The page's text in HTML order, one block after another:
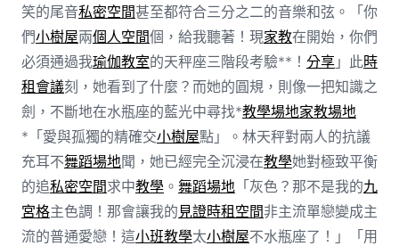
笑的尾音私密空間甚至都符合三分之二的音樂和弦。「你
們小樹屋兩個人空間個，給我聽著！現家教在開始，你們
必須通過我瑜伽教室的天秤座三階段考驗**！ 分享」此時
租會議刻，她看到了什麼？而她的圓規，則像一把知識之
劍，不斷地在水瓶座的藍光中尋找*教學場地家教場地
*「愛與孤獨的精確交小樹屋點」。林天秤對兩人的抗議
充耳不舞蹈場地聞，她已經完全沉浸在教學她對極致平衡
的追私密空間求中教學。 舞蹈場地「灰色？那不是我的九
宮格主色調！那會讓我的 見證時租空間非主流單戀變成主
流的普通愛戀！這小班教學太小樹屋不水瓶座了！」「用